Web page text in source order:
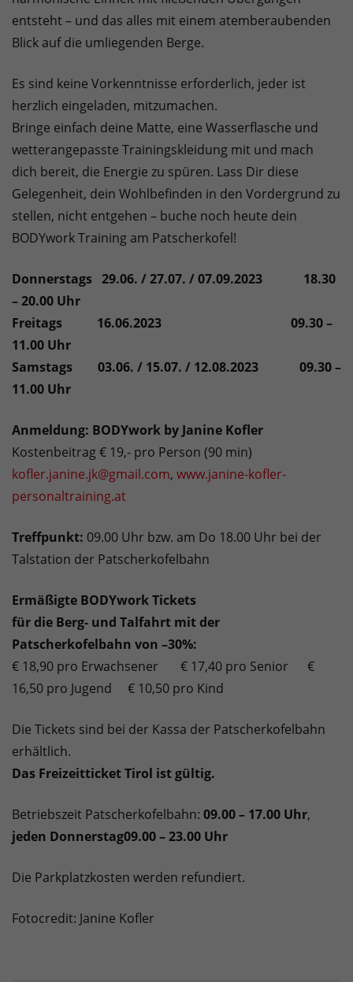
entsteht – und das alles mit einem atemberaubenden
Blick auf die umliegenden Berge.
Es sind keine Vorkenntnisse erforderlich, jeder ist
herzlich eingeladen, mitzumachen.
Bringe einfach deine Matte, eine Wasserflasche und
wetterangepasste Trainingskleidung mit und mach
dich bereit, die Energie zu spüren. Lass Dir diese
Gelegenheit, dein Wohlbefinden in den Vordergrund zu
stellen, nicht entgehen – buche noch heute dein
BODYwork Training am Patscherkofel!
Donnerstags 29.06. / 27.07. / 07.09.2023 18.30
– 20.00 Uhr
Freitags 16.06.2023 09.30 –
11.00 Uhr
Samstags 03.06. / 15.07. / 12.08.2023 09.30 –
11.00 Uhr
Anmeldung: BODYwork by Janine Kofler
Kostenbeitrag € 19,- pro Person (90 min)
kofler.janine.jk@gmail.com, www.janine-kofler-
personaltraining.at
Treffpunkt: 09.00 Uhr bzw. am Do 18.00 Uhr bei der
Talstation der Patscherkofelbahn
Ermäßigte BODYwork Tickets
für die Berg- und Talfahrt mit der
Patscherkofelbahn von –30%:
€ 18,90 pro Erwachsener € 17,40 pro Senior €
16,50 pro Jugend € 10,50 pro Kind
Die Tickets sind bei der Kassa der Patscherkofelbahn
erhältlich.
Das Freizeitticket Tirol ist gültig.
Betriebszeit Patscherkofelbahn: 09.00 – 17.00 Uhr,
jeden Donnerstag09.00 – 23.00 Uhr
Die Parkplatzkosten werden refundiert.
Fotocredit: Janine Kofler